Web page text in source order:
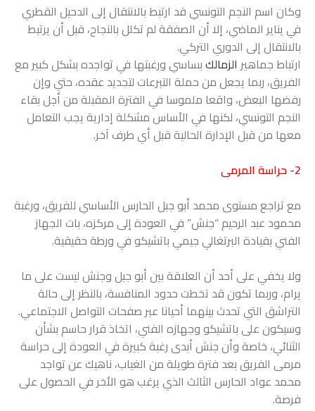
وكان اسم النجم التونسي قد ارتبط بالانتقال إلى الدحيل القطري
في يناير الماضي، إلا أن الصفقة لم تكلل بالنجاح، قبل أن يرتبط
بالانتقال إلى الدوري التركي.
ارتباط جماهيرالزمالكبساسي ورغبتها في تواجده بشكل كبير مع
الفريق، ربما يجعل من حملة التبرعات لتجديد عقده، حتي وإن
رفضها البعض، واقعا ملموسا في الفترة المقبلة من أجل بقاء
النجم التونسي، لكنها في الأساس مشكلة إدارية يجب التعامل
معها من قبل الإدارة الحالية قبل أي طرف آخر.
2- حراسة المرمى
مع تراجع مستوى محمد أبو جبل الحارس الأساسي للفريق، ورغبة
محمود عبد الرحيم “جنش” في العودة إلى مركزه، بات الجهاز
الفني بقيادة البرتغالي جيمي باتشيكو في ورطة حقيقية.
ولا يخفي على أحد أن العلاقة بين أبو جبل وجنش ليست على ما
يرام، وربما تكون قد تخطت حدود المنافسة، بالنظر إلى حالة
التراشق التي تحدث بينهما أحيانا عبر صفحات التواصل الاجتماعي.
وسيكون على باتشيكو وجهازه الفني، اتخاذ قرار حاسم بشأن
الثنائي، خاصة وأن جنش أبدى رغبة كبيرة في العودة إلى حراسة
مرمى الفريق بعد فترة طويلة من الغياب، ناهيك عن تواجد
محمد عواد الحارس الثالث الذي يرغب هو الأخر في الحصول على
فرصة.